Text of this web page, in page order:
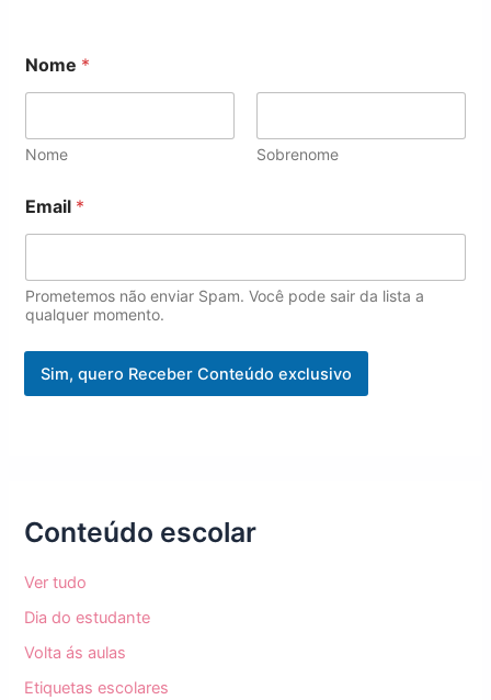
m
a
l
E
a
i
l
Nome *
Nome Sobrenome
Email *
Prometemos não enviar Spam. Você pode sair da lista a
qualquer momento.
Sim, quero Receber Conteúdo exclusivo
Conteúdo escolar
Ver tudo
Dia do estudante
Volta ás aulas
Etiquetas escolares